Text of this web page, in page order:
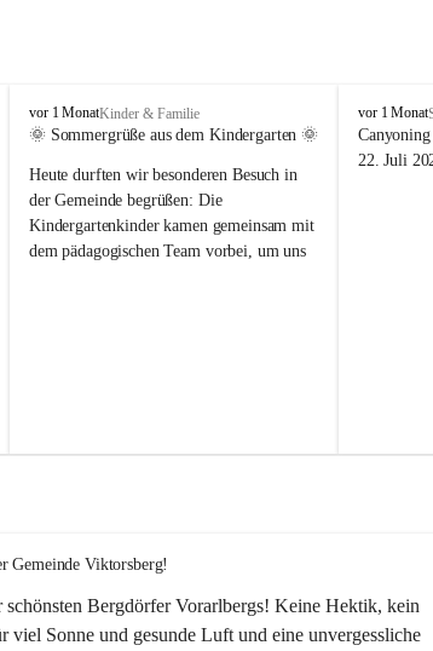
V
i
t
o
r
s
vor 1 MonatKinder & Familie
🌞 Sommergrüße aus dem Kindergarten 🌞
Heute durften wir besonderen Besuch in
der Gemeinde begrüßen: Die
Kindergartenkinder kamen gemeinsam mit
dem pädagogischen Team vorbei, um uns
V
i
k
vor 1 Monat
22. Juli
Gemeinde Viktorsberg!
schönsten Bergdörfer Vorarlbergs! Keine Hektik, kein
viel Sonne und gesunde Luft und eine unvergessliche